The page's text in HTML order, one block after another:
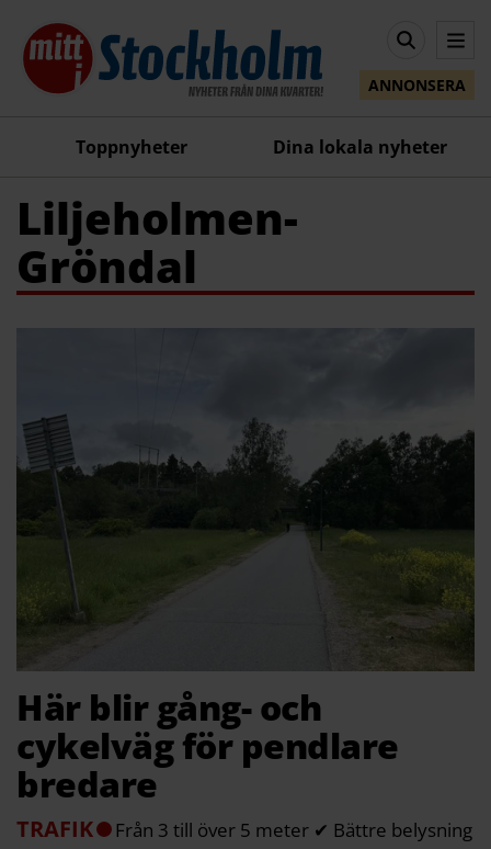
ANNONSERA
Toppnyheter Dina lokala nyheter
Liljeholmen-
Gröndal
Här blir gång- och
cykelväg för pendlare
bredare
TRAFIK Från 3 till över 5 meter ✔ Bättre belysning